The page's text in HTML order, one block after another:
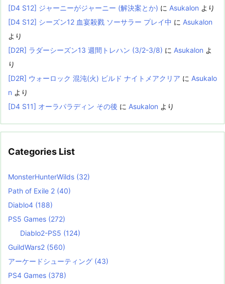
[D4 S12] ジャーニーがジャーニー (解決案とか) に Asukalon より
[D4 S12] シーズン12 血宴殺戮 ソーサラー プレイ中 に Asukalon
より
[D2R] ラダーシーズン13 週間トレハン (3/2-3/8) に Asukalon よ
り
[D2R] ウォーロック 混沌(火) ビルド ナイトメアクリア に Asukalo
n より
[D4 S11] オーラパラディン その後 に Asukalon より
Categories List
MonsterHunterWilds (32)
Path of Exile 2 (40)
Diablo4 (188)
PS5 Games (272)
Diablo2-PS5 (124)
GuildWars2 (560)
アーケードシューティング (43)
PS4 Games (378)